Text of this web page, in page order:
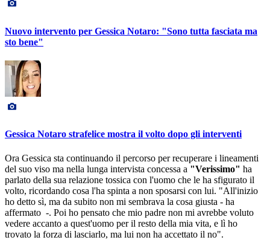
Nuovo intervento per Gessica Notaro: "Sono tutta fasciata ma
sto bene"
Gessica Notaro strafelice mostra il volto dopo gli interventi
Ora Gessica sta continuando il percorso per recuperare i lineamenti
del suo viso ma nella lunga intervista concessa a "Verissimo" ha
parlato della sua relazione tossica con l'uomo che le ha sfigurato il
volto, ricordando cosa l'ha spinta a non sposarsi con lui. "All'inizio
ho detto sì, ma da subito non mi sembrava la cosa giusta - ha
affermato -. Poi ho pensato che mio padre non mi avrebbe voluto
vedere accanto a quest'uomo per il resto della mia vita, e lì ho
trovato la forza di lasciarlo, ma lui non ha accettato il no".